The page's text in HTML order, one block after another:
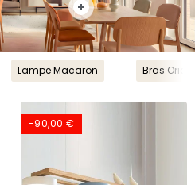
Lampe Macaron Bras
-90,00 €